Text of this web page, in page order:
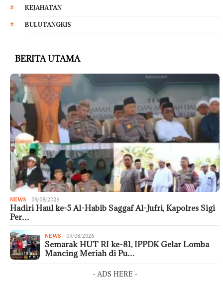
KEJAHATAN
BULUTANGKIS
BERITA UTAMA
NEWS 09/08/2026
Hadiri Haul ke-5 Al-Habib Saggaf Al-Jufri, Kapolres Sigi
Per…
NEWS 09/08/2026
Semarak HUT RI ke-81, IPPDK Gelar Lomba
Mancing Meriah di Pu…
- ADS HERE -